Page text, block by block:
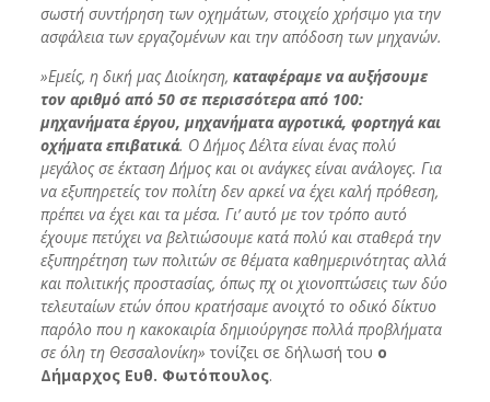
σωστή συντήρηση των οχημάτων, στοιχείο χρήσιμο για την
ασφάλεια των εργαζομένων και την απόδοση των μηχανών.
»Εμείς, η δική μας Διοίκηση, καταφέραμε να αυξήσουμε
τον αριθμό από 50 σε περισσότερα από 100:
μηχανήματα έργου, μηχανήματα αγροτικά, φορτηγά και
οχήματα επιβατικά. Ο Δήμος Δέλτα είναι ένας πολύ
μεγάλος σε έκταση Δήμος και οι ανάγκες είναι ανάλογες. Για
να εξυπηρετείς τον πολίτη δεν αρκεί να έχει καλή πρόθεση,
πρέπει να έχει και τα μέσα. Γι’ αυτό με τον τρόπο αυτό
έχουμε πετύχει να βελτιώσουμε κατά πολύ και σταθερά την
εξυπηρέτηση των πολιτών σε θέματα καθημερινότητας αλλά
και πολιτικής προστασίας, όπως πχ οι χιονοπτώσεις των δύο
τελευταίων ετών όπου κρατήσαμε ανοιχτό το οδικό δίκτυο
παρόλο που η κακοκαιρία δημιούργησε πολλά προβλήματα
σε όλη τη Θεσσαλονίκη» τονίζει σε δήλωσή του ο
Δήμαρχος Ευθ. Φωτόπουλος.